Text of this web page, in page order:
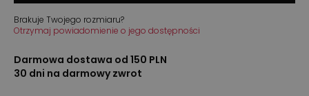
Brakuje Twojego rozmiaru?
Otrzymaj powiadomienie o jego dostępności
Darmowa dostawa od 150 PLN
30 dni na darmowy zwrot